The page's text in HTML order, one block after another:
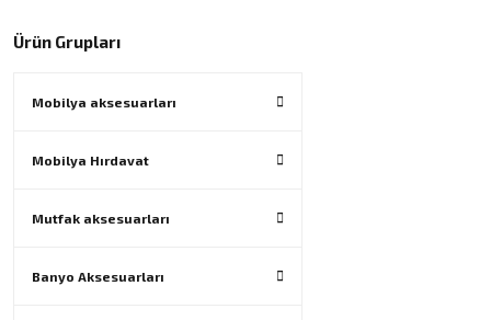
Ürün Grupları
Mobilya aksesuarları
Mobilya Hırdavat
Mutfak aksesuarları
Banyo Aksesuarları